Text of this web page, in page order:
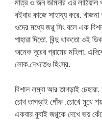
বইবার কাজে সাহায্য করে.
ওদের মধ্যে জগ্গু সিং বলে এক
পাহারা দিতো. বিন্দু থাকতো ওই
অনেক দূরের গ্রামের মহিলা.
লোক.দেখতেও হিংস্র.
বিশাল লম্বা আর তাগড়াই
চোখ তাগড়াই গোঁফ .চোখে মুখে
একবার বুবাই জগ্গুকে দেখে ভয়